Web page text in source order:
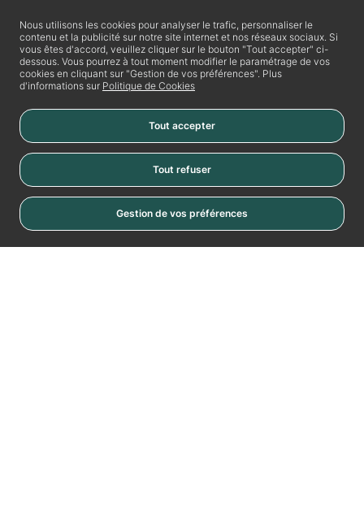
La Vache Noire
Nous utilisons les cookies pour analyser le trafic, personnaliser le
contenu et la publicité sur notre site internet et nos réseaux sociaux. Si
vous êtes d'accord, veuillez cliquer sur le bouton "Tout accepter" ci-
dessous. Vous pourrez à tout moment modifier le paramétrage de vos
cookies en cliquant sur "Gestion de vos préférences". Plus
d'informations sur Politique de Cookies
Tout accepter
Tout refuser
Gestion de vos préférences